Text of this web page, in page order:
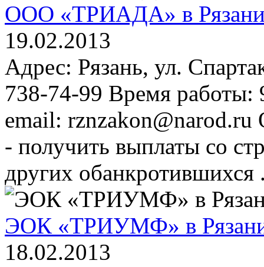
ООО «ТРИАДА» в
19.02.2013
Адрес: Рязань, ул.
738-74-99 Время
email:
- получить выплаты со
других обанкротившихся
ЭОК «ТРИУМФ» в
18.02.2013